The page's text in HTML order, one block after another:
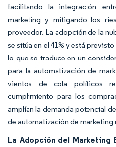
facilitando la integración
marketing y mitigando los
proveedor. La adopción de la
se sitúa en el 41% y está
lo que se traduce en un
para la automatización de
vientos de cola políticos
cumplimiento para los
amplían la demanda potencial
de automatización de marketing
La Adopción del Marketing